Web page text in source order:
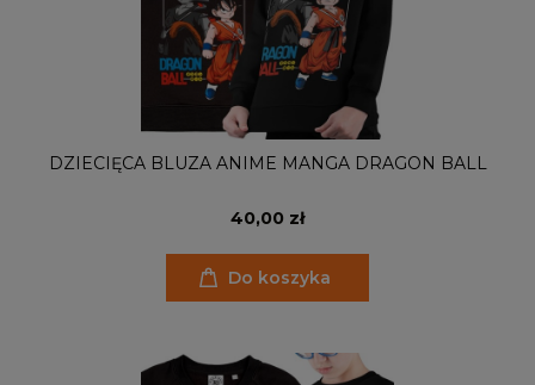
DZIECIĘCA BLUZA ANIME MANGA DRAGON BALL
40,00 zł
Do koszyka